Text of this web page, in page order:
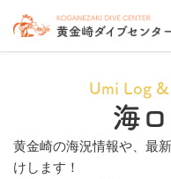
Umi Log
海
黄金崎の海況情報や、最
けします！